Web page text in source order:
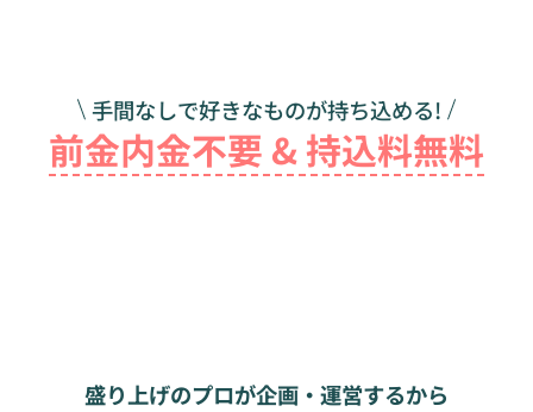
手間なしで好きなものが持ち込める!
前金内金不要 & 持込料無料
盛り上げのプロが企画・運営するから